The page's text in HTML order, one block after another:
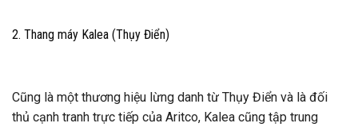
2. Thang máy Kalea (Thụy Điển)
Cũng là một thương hiệu lừng danh từ Thụy Điển và là đối
thủ cạnh tranh trực tiếp của Aritco, Kalea cũng tập trung